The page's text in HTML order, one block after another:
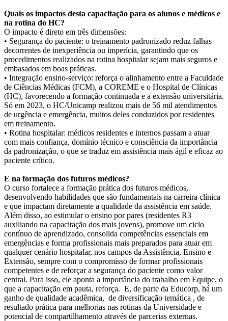
Quais os impactos desta capacitação para os alunos e médicos e
na rotina do HC?
O impacto é direto em três dimensões:
• Segurança do paciente: o treinamento padronizado reduz falhas
decorrentes de inexperiência ou imperícia, garantindo que os
procedimentos realizados na rotina hospitalar sejam mais seguros e
embasados em boas práticas.
• Integração ensino-serviço: reforça o alinhamento entre a Faculdade
de Ciências Médicas (FCM), a COREME e o Hospital de Clínicas
(HC), favorecendo a formação continuada e a extensão universitária.
Só em 2023, o HC/Unicamp realizou mais de 56 mil atendimentos
de urgência e emergência, muitos deles conduzidos por residentes
em treinamento.
• Rotina hospitalar: médicos residentes e internos passam a atuar
com mais confiança, domínio técnico e consciência da importância
da padronização, o que se traduz em assistência mais ágil e eficaz ao
paciente crítico.
E na formação dos futuros médicos?
O curso fortalece a formação prática dos futuros médicos,
desenvolvendo habilidades que são fundamentais na carreira clínica
e que impactam diretamente a qualidade da assistência em saúde.
Além disso, ao estimular o ensino por pares (residentes R3
auxiliando na capacitação dos mais jovens), promove um ciclo
contínuo de aprendizado, consolida competências essenciais em
emergências e forma profissionais mais preparados para atuar em
qualquer cenário hospitalar, nos campos da Assistência, Ensino e
Extensão, sempre com o compromisso de formar profissionais
competentes e de reforçar a segurança do paciente como valor
central. Para isso, ele aponta a importância do trabalho em Equipe, o
que a capacitação em pauta, reforça. E, de parte da Educorp, há um
ganho de qualidade acadêmica, de diversificação temática , de
resultado prática para melhorias nas rotinas da Universidade e
potencial de compartilhamento através de parcerias externas.